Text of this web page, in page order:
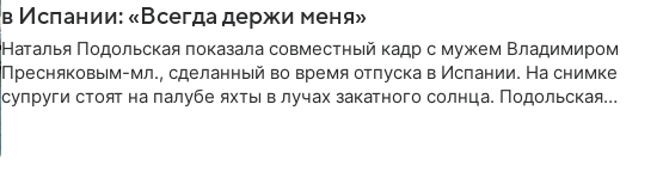
в Испании: «Всегда держи меня»
Наталья Подольская показала совместный кадр с мужем Владимиром
Пресняковым-мл., сделанный во время отпуска в Испании. На снимке
супруги стоят на палубе яхты в лучах закатного солнца. Подольская